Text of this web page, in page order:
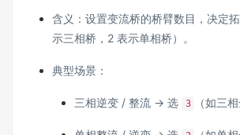
含义：设置变流桥的桥臂数目，决定
示三相桥，2 表示单相桥）。
典型场景：
三相逆变 / 整流 → 选 3 （如三